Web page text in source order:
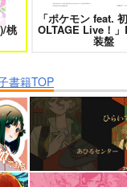
桃
「ポケモン feat.
OLTAGE Live！
装盤
書籍TOP